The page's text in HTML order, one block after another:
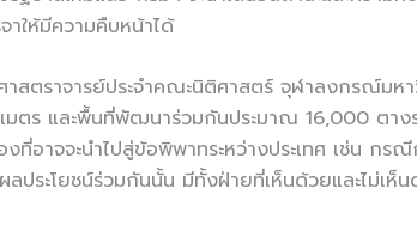
าให้มีความคืบหน้าได้
สตราจารย์ประจำคณะนิติศาสตร์ จุฬาลงกรณ์มห
ตร และพื้นที่พัฒนาร่วมกันประมาณ 16,000 ตาง
ที่อาจจะนำไปสู่ข้อพิพาทระหว่างประเทศ เช่น ก
ประโยชน์ร่วมกันนั้น มีทั้งฝ่ายที่เห็นด้วยและไม่เห็